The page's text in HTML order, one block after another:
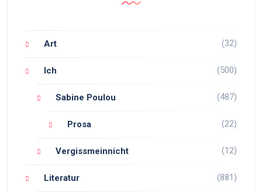
Art (32)
Ich (500)
Sabine Poulou (487)
Prosa (22)
Vergissmeinnicht (12)
Literatur (881)